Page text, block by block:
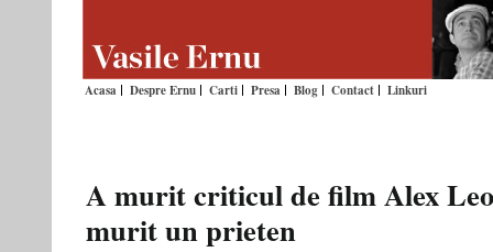
Acasa Despre Ernu Carti Presa Blog Contact Linkuri
A murit criticul de film Alex
murit un prieten